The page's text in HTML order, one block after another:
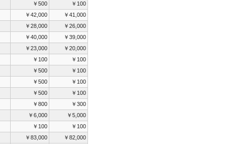
￥500
￥100
￥42,000
￥41,000
￥28,000
￥26,000
￥40,000
￥39,000
￥23,000
￥20,000
￥100
￥100
￥500
￥100
￥500
￥100
￥500
￥100
￥800
￥300
￥6,000
￥5,000
￥100
￥100
￥83,000
￥82,000